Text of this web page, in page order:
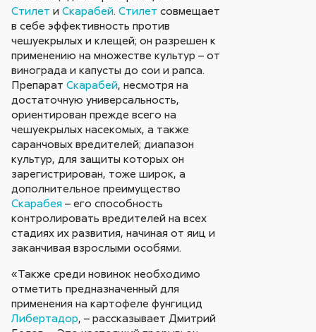
Стилет иСкарабей.Стилет совмещает
в себе эффективность против
чешуекрылых и клещей; он разрешен к
применению на множестве культур – от
винограда и капусты до сои и рапса.
ПрепаратСкарабей, несмотря на
достаточную универсальность,
ориентирован прежде всего на
чешуекрылых насекомых, а также
саранчовых вредителей; диапазон
культур, для защиты которых он
зарегистрирован, тоже широк, а
дополнительное преимущество
Скарабея – его способность
контролировать вредителей на всех
стадиях их развития, начиная от яиц и
заканчивая взрослыми особями.
«Также среди новинок необходимо
отметить предназначенный для
применения на картофеле фунгицид
Либертадор, – рассказывает Дмитрий